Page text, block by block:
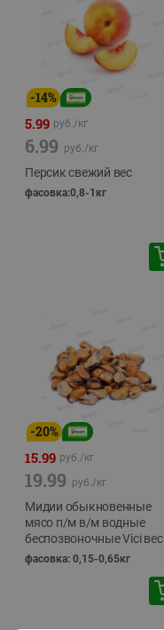
-14%
5.99 руб./кг
6.99 руб./кг
Персик свежий вес
фасовка:0,8-1кг
-20%
15.99 руб./кг
19.99 руб./кг
Мидии обыкновенные
мясо п/м в/м водные
беспозвоночные Vici вес
фасовка: 0,15-0,65кг